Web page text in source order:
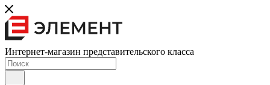
Интернет-магазин представительского класса